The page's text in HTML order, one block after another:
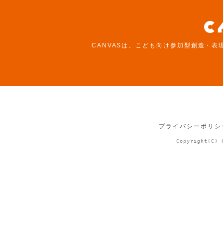
CANVASは、こども向け参加型創造・表
プライバシーポリ
Copyright(C)